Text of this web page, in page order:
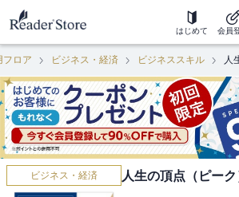
はじめて 会員
フロア ビジネス・経済 ビジネススキル 人
ビジネス・経済 人生の頂点（ピー